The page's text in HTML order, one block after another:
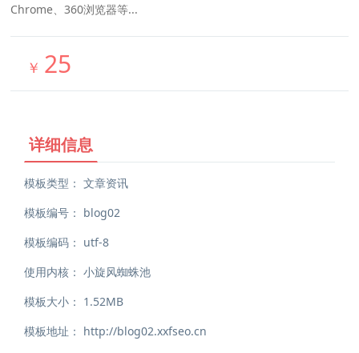
Chrome、360浏览器等...
￥ 25
详细信息
模板类型： 文章资讯
模板编号： blog02
模板编码： utf-8
使用内核： 小旋风蜘蛛池
模板大小： 1.52MB
模板地址： http://blog02.xxfseo.cn